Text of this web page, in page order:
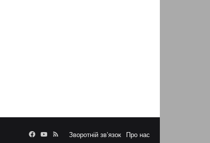
Зворотній зв’язок Про нас
FacebookYouTube
RSS